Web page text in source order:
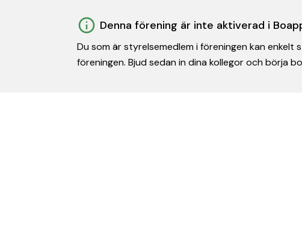
Denna förening är inte aktiverad i
Du som är styrelsemedlem i föreningen kan
föreningen. Bjud sedan in dina kollegor och börja